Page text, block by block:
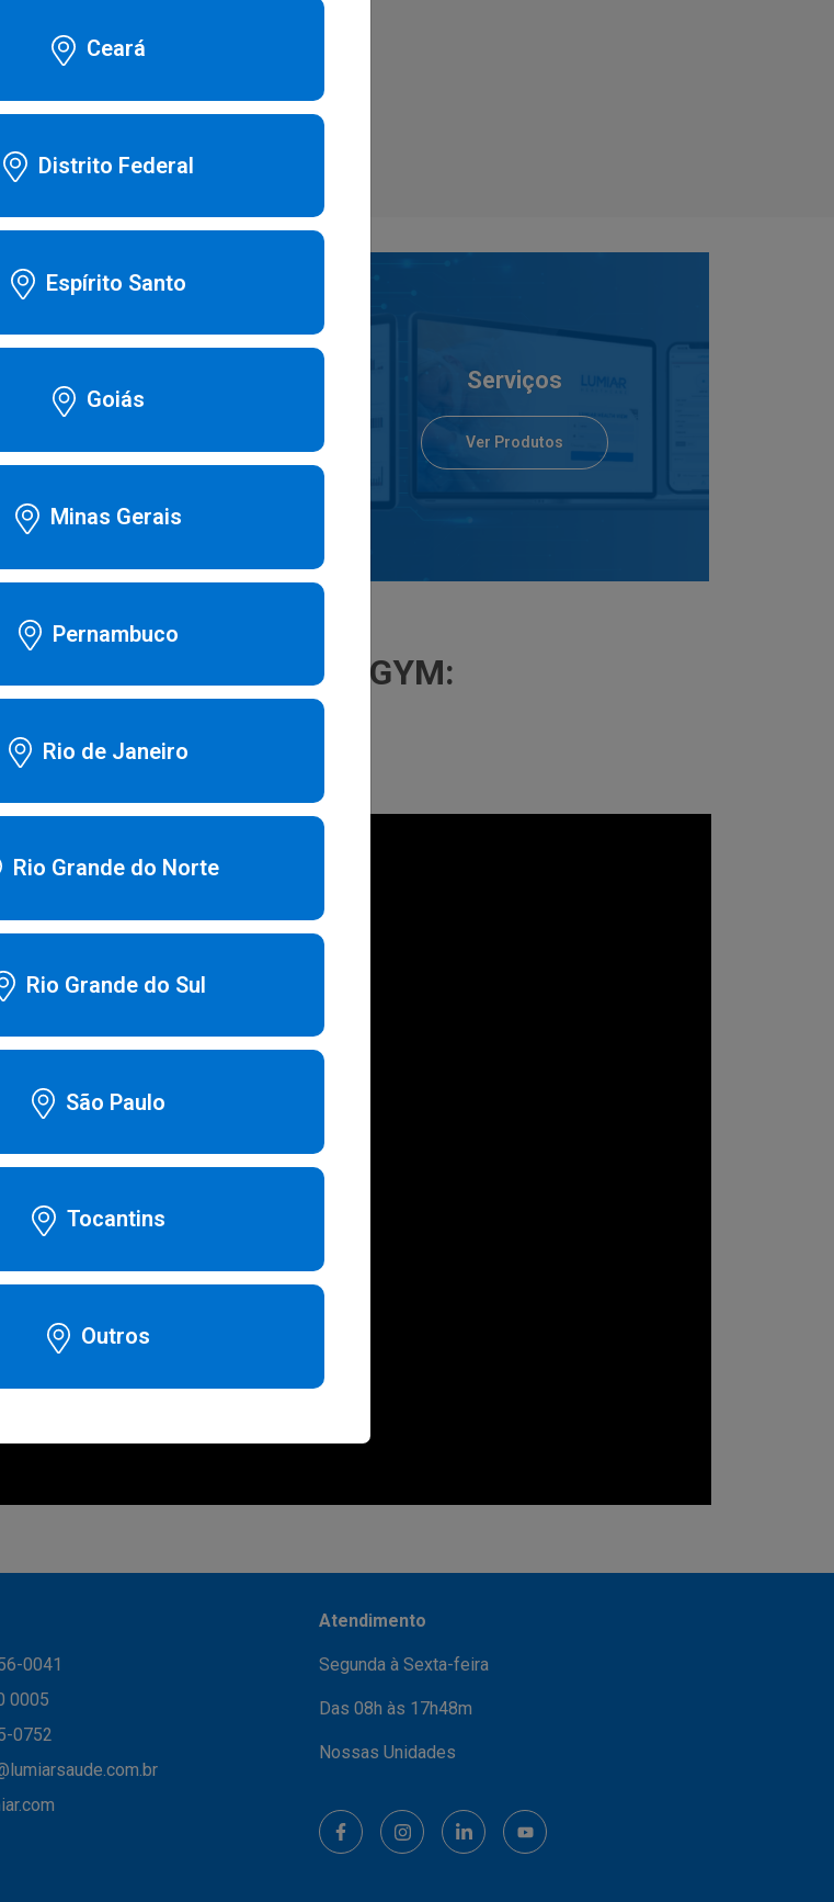
Ceará
Distrito Federal
Espírito Santo
Goiás
Minas Gerais
Pernambuco
Rio de Janeiro
Rio Grande do Norte
Rio Grande do Sul
São Paulo
Tocantins
Outros
-
CPAP + Serviços Serviços
Ver Produtos
SLEEP GYM:
0041
0005
0752
Atendimento
Segunda à Sexta-feira
Das 08h às 17h48m
Nossas Unidades